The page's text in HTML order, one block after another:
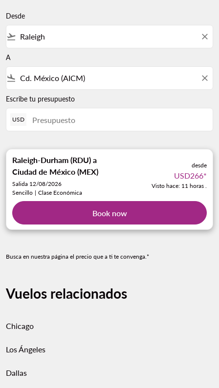
Desde
flight_takeoff close
A
flight_land close
Escribe tu presupuesto
USD
Raleigh-Durham (RDU) a
Ciudad de México (MEX)
Salida 12/08/2026
Sencillo | Clase Económica
desde
USD266*
Visto hace: 11 horas .
Book now
Busca en nuestra página el precio que a ti te convenga.*
Vuelos relacionados
Chicago
Los Ángeles
Dallas